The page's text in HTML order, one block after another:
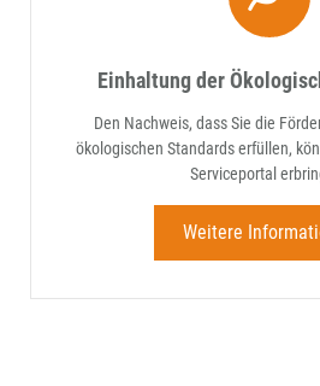
Einhaltung der
Den Nachweis, dass Sie die
ökologischen Standards erfüllen,
Serviceportal
Weitere